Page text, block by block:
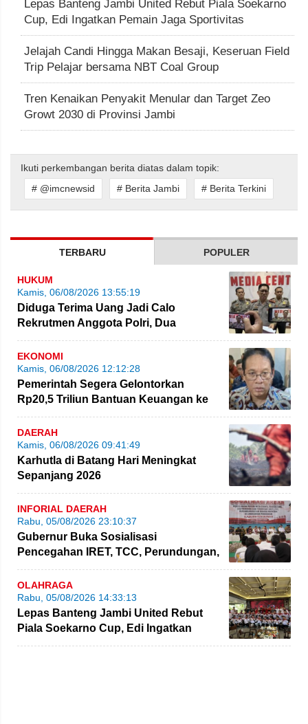
Lepas Banteng Jambi United Rebut Piala Soekarno
Cup, Edi Ingatkan Pemain Jaga Sportivitas
Jelajah Candi Hingga Makan Besaji, Keseruan Field
Trip Pelajar bersama NBT Coal Group
Tren Kenaikan Penyakit Menular dan Target Zeo
Growt 2030 di Provinsi Jambi
Ikuti perkembangan berita diatas dalam topik:
# @imcnewsid
# Berita Jambi # Berita Terkini
TERBARU POPULER
HUKUM
Kamis, 06/08/2026 13:55:19
Diduga Terima Uang Jadi Calo
Rekrutmen Anggota Polri, Dua
Personel Polda Jambi Diproses
EKONOMI
Kamis, 06/08/2026 12:12:28
Pemerintah Segera Gelontorkan
Rp20,5 Triliun Bantuan Keuangan ke
Daerah
DAERAH
Kamis, 06/08/2026 09:41:49
Karhutla di Batang Hari Meningkat
Sepanjang 2026
INFORIAL DAERAH
Rabu, 05/08/2026 23:10:37
Gubernur Buka Sosialisasi
Pencegahan IRET, TCC, Perundungan,
dan Bahaya Narkoba di Bungo
OLAHRAGA
Rabu, 05/08/2026 14:33:13
Lepas Banteng Jambi United Rebut
Piala Soekarno Cup, Edi Ingatkan
Pemain Jaga Sportivitas